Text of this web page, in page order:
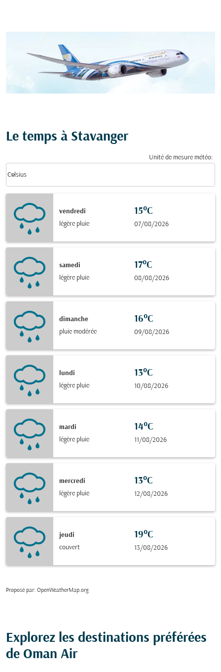
Le temps à Stavanger
Unité de mesure météo:
Celsius
keyboard_arrow_down
vendredi
légère pluie
15°C
07/08/2026
samedi
légère pluie
17°C
08/08/2026
dimanche
pluie modérée
16°C
09/08/2026
lundi
légère pluie
13°C
10/08/2026
mardi
légère pluie
14°C
11/08/2026
mercredi
légère pluie
13°C
12/08/2026
jeudi
couvert
19°C
13/08/2026
Proposé par: OpenWeatherMap.org
Explorez les destinations préférées
de Oman Air